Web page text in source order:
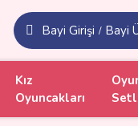
Bayi Girişi / Bayi
Kız
Oyuncakları